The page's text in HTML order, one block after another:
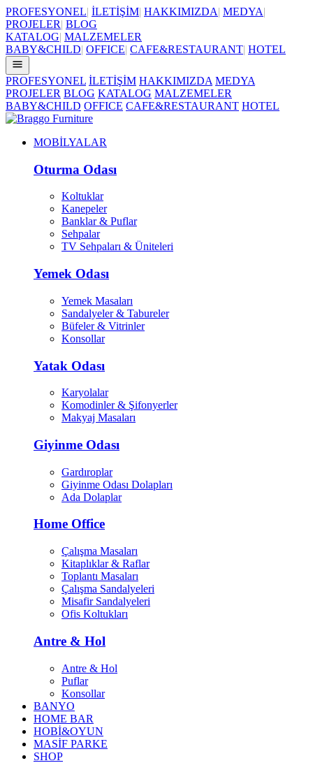
PROFESYONEL| İLETİŞİM| HAKKIMIZDA| MEDYA|
PROJELER| BLOG
KATALOG| MALZEMELER
BABY&CHILD| OFFICE| CAFE&RESTAURANT| HOTEL
PROFESYONEL İLETİŞİM HAKKIMIZDA MEDYA
PROJELER BLOG KATALOG MALZEMELER
BABY&CHILD OFFICE CAFE&RESTAURANT HOTEL
MOBİLYALAR
Oturma Odası
Koltuklar
Kanepeler
Banklar & Puflar
Sehpalar
TV Sehpaları & Üniteleri
Yemek Odası
Yemek Masaları
Sandalyeler & Tabureler
Büfeler & Vitrinler
Konsollar
Yatak Odası
Karyolalar
Komodinler & Şifonyerler
Makyaj Masaları
Giyinme Odası
Gardıroplar
Giyinme Odası Dolapları
Ada Dolaplar
Home Office
Çalışma Masaları
Kitaplıklar & Raflar
Toplantı Masaları
Çalışma Sandalyeleri
Misafir Sandalyeleri
Ofis Koltukları
Antre & Hol
Antre & Hol
Puflar
Konsollar
BANYO
HOME BAR
HOBİ&OYUN
MASİF PARKE
SHOP